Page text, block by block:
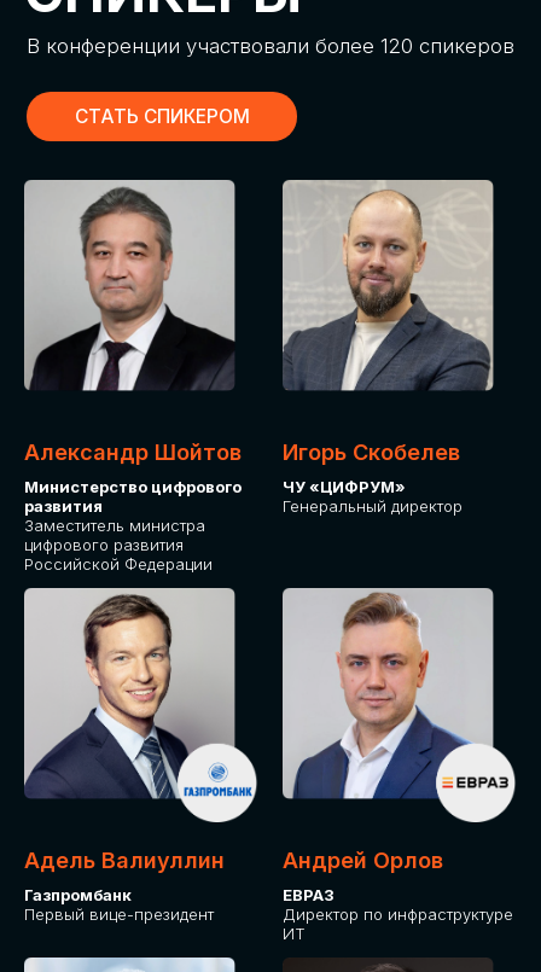
Александр Шойтов
Министерство цифрового
развития
Заместитель министра
цифрового развития
Российской Федерации
Игорь Скобелев
ЧУ «ЦИФРУМ»
Генеральный директор
Адель Валиуллин
Газпромбанк
Первый вице-президент
Андрей Орлов
ЕВРАЗ
Директор по инфраструктуре
ИТ